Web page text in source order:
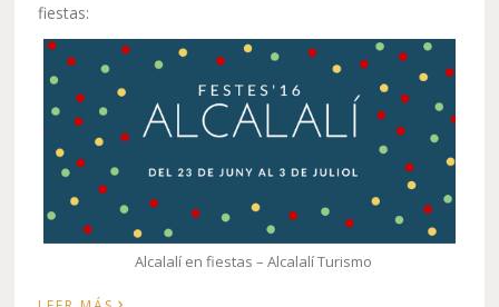
fiestas:
Alcalalí en fiestas – Alcalalí Turismo